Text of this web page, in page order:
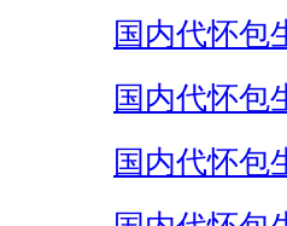
国内代怀包
国内代怀包
国内代怀包